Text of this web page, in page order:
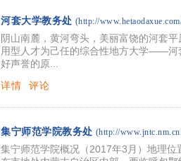
河套大学教务处 (http://
阴山南麓，黄河弯头，美丽富饶的河套
用型人才为己任的综合性地方大学――河
好声誉的原...
详情
评论
集宁师范学院教务处 (http://
集宁师范学院概况（2017年3月）地理